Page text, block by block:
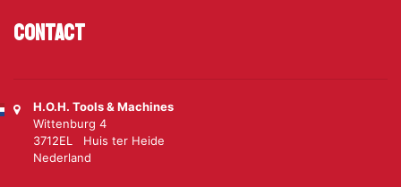
Contact
H.O.H. Tools & Machines
Wittenburg 4
3712EL Huis ter Heide
Nederland